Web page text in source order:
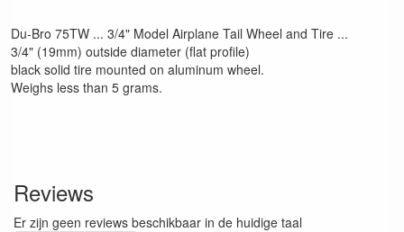
Du-Bro 75TW ... 3/4" Model Airplane Tail Wheel and Tire ...
3/4" (19mm) outside diameter (flat profile)
black solid tire mounted on aluminum wheel.
Weighs less than 5 grams.
Reviews
Er zijn geen reviews beschikbaar in de huidige taal